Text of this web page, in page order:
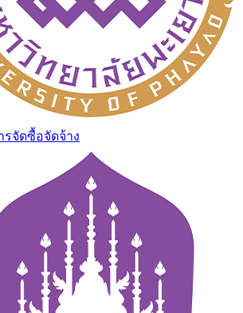
รจัดซื้อจัดจ้าง